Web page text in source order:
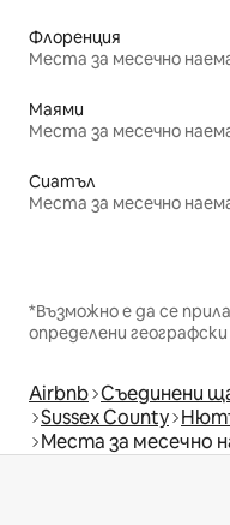
Флоренция
Места за месечно
Маями
Места за месечно
Сиатъл
Места за месечно
*Възможно е да се
определени
Airbnb Съединени
Sussex County
Места за месечно